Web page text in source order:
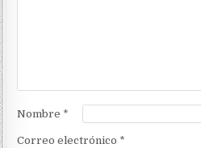
Nombre *
Correo electrónico *